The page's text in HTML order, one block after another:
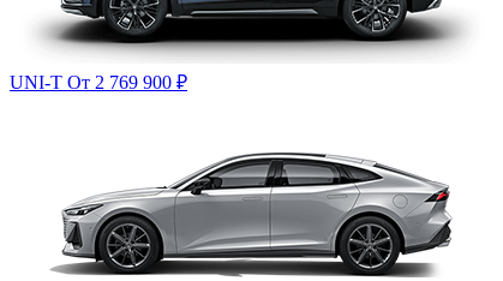
UNI-T От 2 769 900 ₽